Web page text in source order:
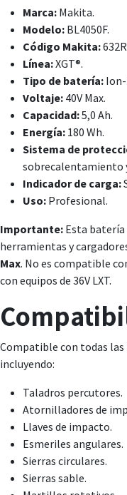
Marca: Makita.
Modelo: BL4050F.
Código Makita:
Línea:XGT®.
Tipo de batería:
Voltaje: 40V Max.
Capacidad:5,0 Ah.
Energía: 180 Wh.
Sistema de
sobrecalentamiento
Indicador de carga:
Uso: Profesional.
Importante: Esta
herramientas y
Max. No es compatible
con equipos de 36V LXT.
Compatible con todas
incluyendo:
Taladros percutores.
Atornilladores de
Llaves de impacto.
Esmeriles angulares.
Sierras circulares.
Sierras sable.